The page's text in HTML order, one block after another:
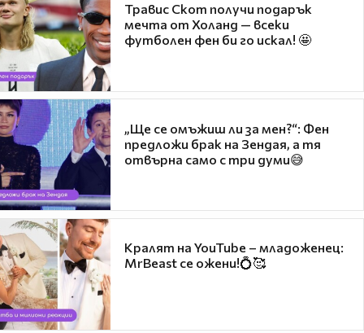
Травис Скот получи подарък
мечта от Холанд — всеки
футболен фен би го искал! 🤩
„Ще се омъжиш ли за мен?“: Фен
предложи брак на Зендая, а тя
отвърна само с три думи😅
Кралят на YouTube – младоженец:
MrBeast се ожени!💍🥰